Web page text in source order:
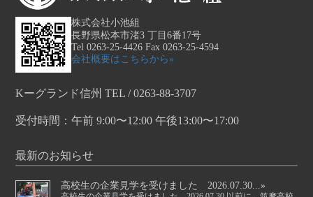
株式会社小池組
長野県松本市渚3 丁目6番17号
Tel 0263-25-4426 Fax 0263-25-4594
会社概要はこちらから»
Kーグランド信州 TEL / 0263-88-3707
受付時間：午前 9:00〜12:00 午後13:00〜17:00
最新のお知らせ
高校生の企業見学を受けました 2026.07.30...»